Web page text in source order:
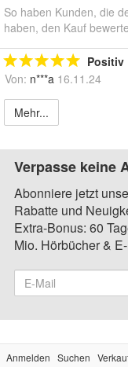
So haben Kunden, die
haben, den Kauf
Positiv
Von: n***a 16.11.24
Mehr...
Verpasse keine
Abonniere jetzt
Rabatte und
Extra-Bonus: 60
Mio. Hörbücher &
Anmelden Suchen